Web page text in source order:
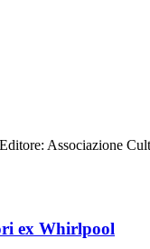
Associazione
ex Whirlpool